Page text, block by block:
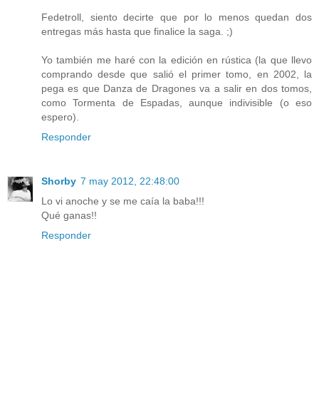
Fedetroll, siento decirte que por lo menos quedan dos
entregas más hasta que finalice la saga. ;)
Yo también me haré con la edición en rústica (la que llevo
comprando desde que salió el primer tomo, en 2002, la
pega es que Danza de Dragones va a salir en dos tomos,
como Tormenta de Espadas, aunque indivisible (o eso
espero).
Responder
Shorby 7 may 2012, 22:48:00
Lo vi anoche y se me caía la baba!!!
Qué ganas!!
Responder